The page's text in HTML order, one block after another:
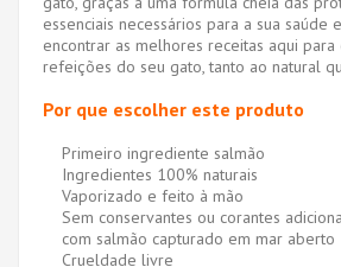
essenciais necessários para a sua saúde
encontrar as melhores receitas aqui para
refeições do seu gato, tanto ao natural
Por que escolher este produto
Primeiro ingrediente salmão
Ingredientes 100% naturais
Vaporizado e feito à mão
Sem conservantes ou corantes
com salmão capturado em mar aberto
Crueldade livre